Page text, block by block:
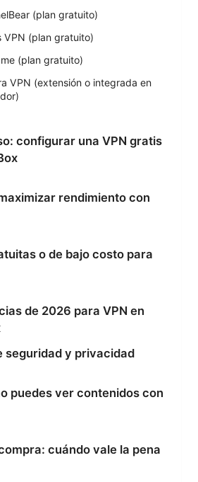
(plan gratuito)
VPN (plan gratuito)
(plan gratuito)
VPN (extensión o integrada en
configurar una VPN gratis
rendimiento con
o de bajo costo para
de 2026 para VPN en
seguridad y privacidad
puedes ver contenidos con
cuándo vale la pena